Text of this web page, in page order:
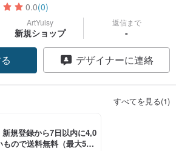
0.0(0)
ArtYulsy
新規ショップ
返信まで
-
デザイナーに連絡
すべてを見る(1)
新規登録から7日以内に4,0
ので送料無料（最大500